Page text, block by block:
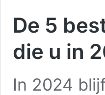
De 5
die u in
In 2024